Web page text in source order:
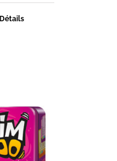
Détails